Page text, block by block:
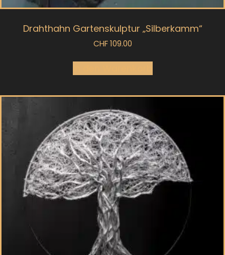
Drahthahn Gartenskulptur „Silberkamm“
CHF109.00